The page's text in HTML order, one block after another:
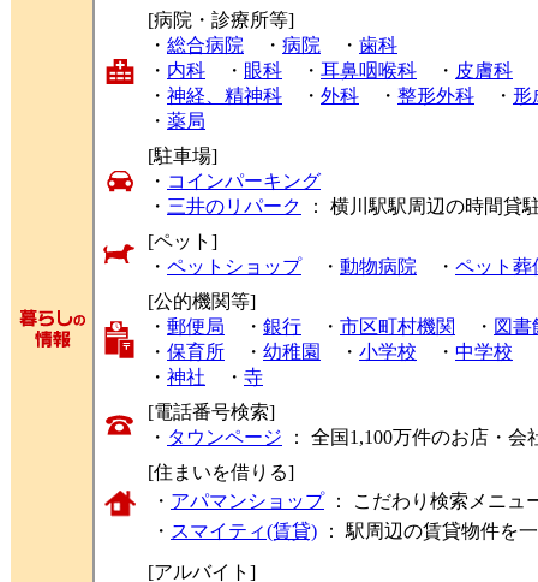
[病院・診療所等]
・ 総合病院 ・ 病院 ・ 歯科
・ 内科 ・ 眼科 ・ 耳鼻咽喉科 ・ 皮膚科
・ 神経、精神科 ・ 外科 ・ 整形外科 ・ 形
・ 薬局
[駐車場]
・ コインパーキング
・ 三井のリパーク
： 横川駅駅周辺の時間貸
[ペット]
・ ペットショップ・ 動物病院 ・ ペット葬
[公的機関等]
・ 郵便局 ・ 銀行 ・ 市区町村機関 ・ 図書
・ 保育所 ・ 幼稚園 ・ 小学校 ・ 中学校
・ 神社 ・ 寺
[電話番号検索]
・ タウンページ ： 全国1,100万件のお店・
[住まいを借りる]
・ アパマンショップ： こだわり検索メニュ
・ スマイティ(賃貸) ： 駅周辺の賃貸物件を
[アルバイト]